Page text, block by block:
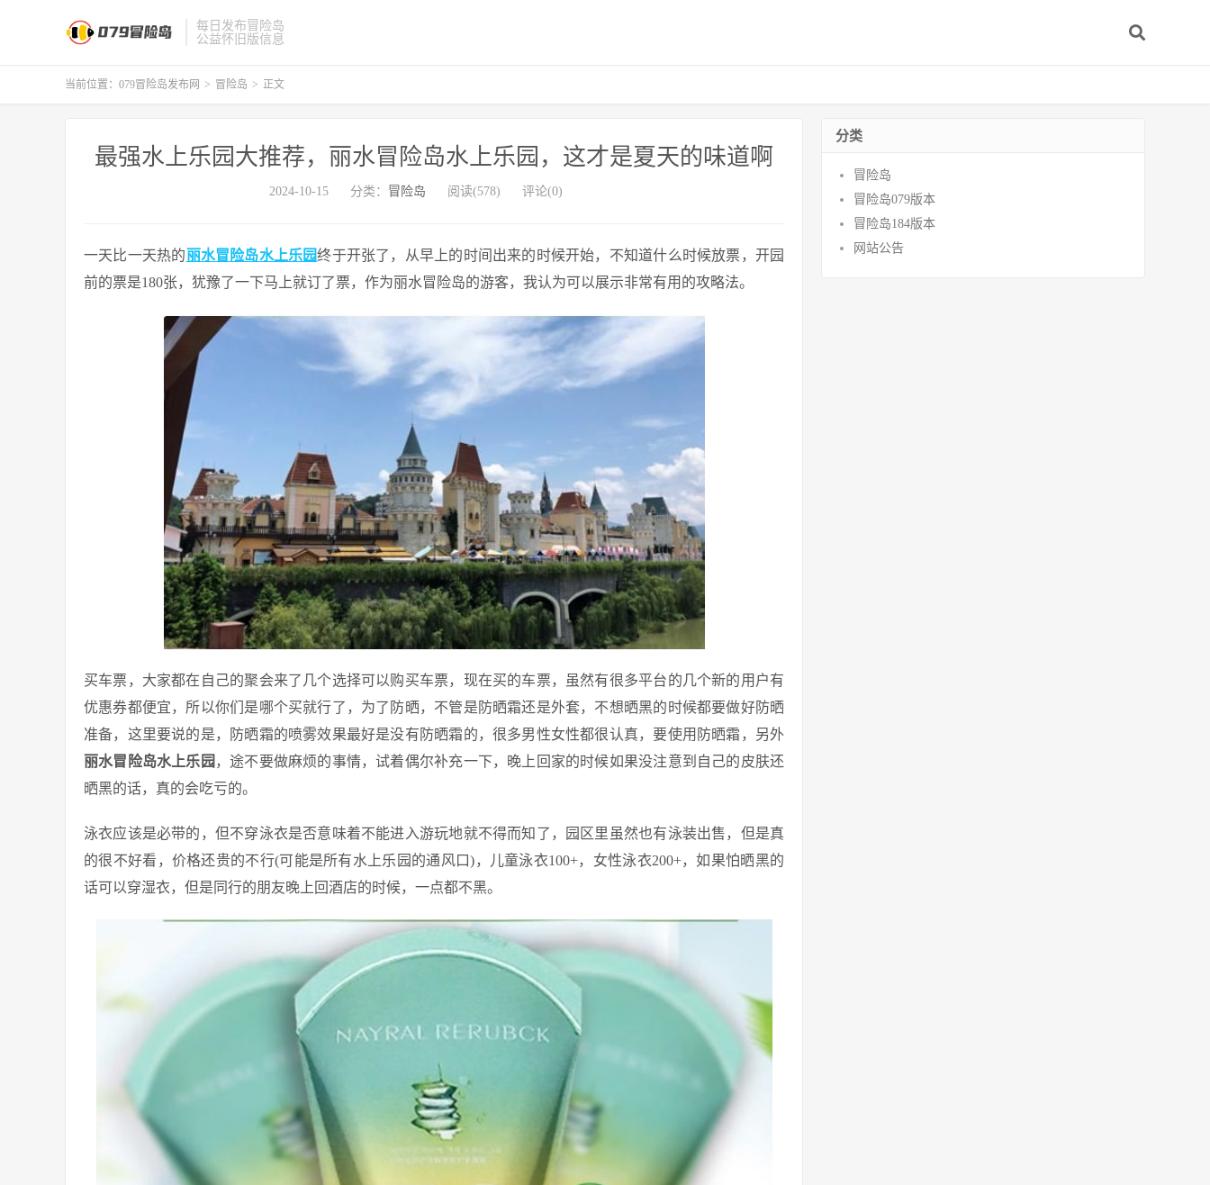
每日发布冒险岛
公益怀旧版信息
当前位置： 079冒险岛发布网 > 冒险岛 > 正文
最强水上乐园大推荐，丽水冒险岛水上乐园，这才是夏天的味道啊
2024-10-15 分类： 冒险岛 阅读(578) 评论(0)
一天比一天热的丽水冒险岛水上乐园终于开张了，从早上的时间出来的时候开始，不知道什么时候放票，开园
前的票是180张，犹豫了一下马上就订了票，作为丽水冒险岛的游客，我认为可以展示非常有用的攻略法。
买车票，大家都在自己的聚会来了几个选择可以购买车票，现在买的车票，虽然有很多平台的几个新的用户有
优惠券都便宜，所以你们是哪个买就行了，为了防晒，不管是防晒霜还是外套，不想晒黑的时候都要做好防晒
准备，这里要说的是，防晒霜的喷雾效果最好是没有防晒霜的，很多男性女性都很认真，要使用防晒霜，另外
丽水冒险岛水上乐园 ，途不要做麻烦的事情，试着偶尔补充一下，晚上回家的时候如果没注意到自己的皮肤还
晒黑的话，真的会吃亏的。
泳衣应该是必带的，但不穿泳衣是否意味着不能进入游玩地就不得而知了，园区里虽然也有泳装出售，但是真
的很不好看，价格还贵的不行(可能是所有水上乐园的通风口)，儿童泳衣100+，女性泳衣200+，如果怕晒黑的
话可以穿湿衣，但是同行的朋友晚上回酒店的时候，一点都不黑。
分类
冒险岛
冒险岛079版本
冒险岛184版本
网站公告